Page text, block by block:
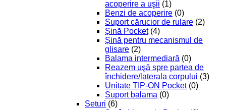
acoperire a uşii (1)
Benzi de acoperire (0)
Suport cărucior de rulare (2)
Șină Pocket (4)
Șină pentru mecanismul de
glisare (2)
Balama intermediară (0)
Reazem uşă spre partea de
închidere/laterala corpului (3)
Unitate TIP-ON Pocket (0)
Suport balama (0)
Seturi (6)